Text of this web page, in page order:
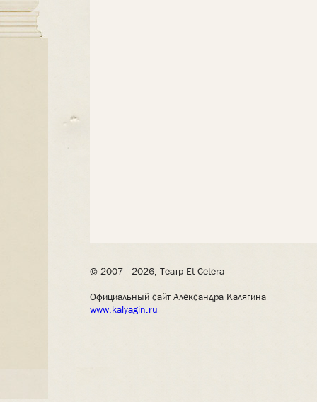
© 2007– 2026, Театр Et Cetera
Официальный сайт Александра Калягина
www.kalyagin.ru